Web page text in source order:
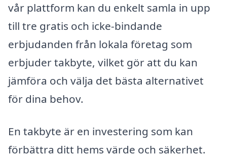
vår plattform kan du enkelt samla in upp
till tre gratis och icke-bindande
erbjudanden från lokala företag som
erbjuder takbyte, vilket gör att du kan
jämföra och välja det bästa alternativet
för dina behov.
En takbyte är en investering som kan
förbättra ditt hems värde och säkerhet.